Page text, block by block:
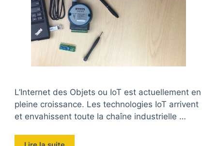
L’Internet des Objets ou IoT est actuellement en
pleine croissance. Les technologies IoT arrivent
et envahissent toute la chaîne industrielle …